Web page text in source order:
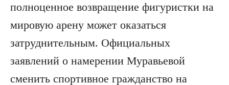
полноценное возвращение фигуристки на
мировую арену может оказаться
затруднительным. Официальных
заявлений о намерении Муравьевой
сменить спортивное гражданство на